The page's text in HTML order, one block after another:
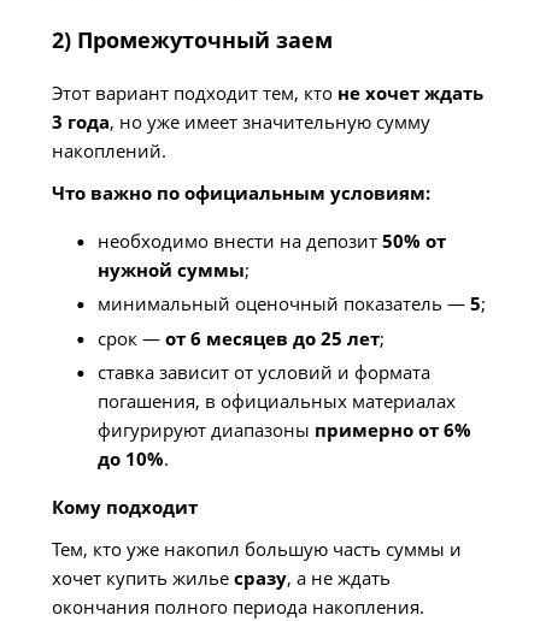
2) Промежуточный заем
Этот вариант подходит тем, кто не хочет ждать
3 года, но уже имеет значительную сумму
накоплений.
Что важно по официальным условиям:
необходимо внести на депозит 50% от
нужной суммы;
минимальный оценочный показатель — 5;
срок — от 6 месяцев до 25 лет;
ставка зависит от условий и формата
погашения, в официальных материалах
фигурируют диапазоны примерно от 6%
до 10%.
Кому подходит
Тем, кто уже накопил большую часть суммы и
хочет купить жилье сразу, а не ждать
окончания полного периода накопления.